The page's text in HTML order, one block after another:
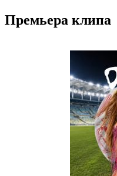
Премьера клипа